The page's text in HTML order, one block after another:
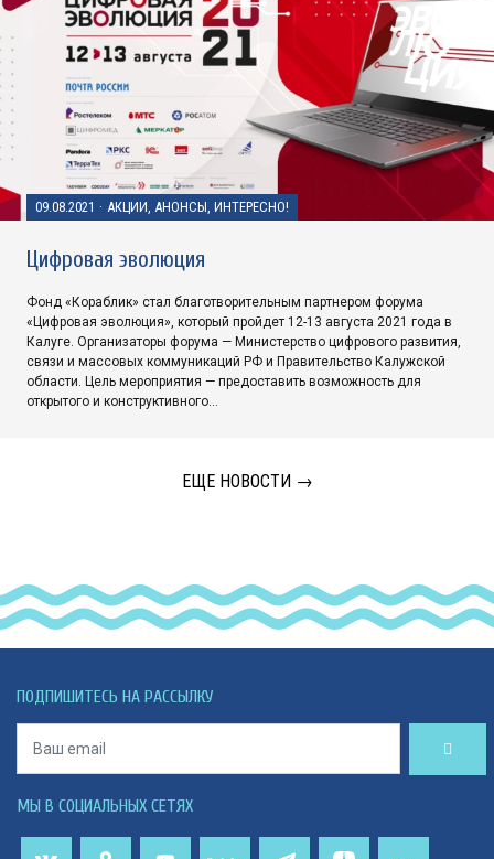
09.08.2021 · АКЦИИ, АНОНСЫ, ИНТЕРЕСНО!
Цифровая эволюция
Фонд «Кораблик» стал благотворительным партнером форума
«Цифровая эволюция», который пройдет 12-13 августа 2021 года в
Калуге. Организаторы форума — Министерство цифрового развития,
связи и массовых коммуникаций РФ и Правительство Калужской
области. Цель мероприятия — предоставить возможность для
открытого и конструктивного…
ЕЩЕ НОВОСТИ →
ПОДПИШИТЕСЬ НА РАССЫЛКУ
МЫ В СОЦИАЛЬНЫХ СЕТЯХ